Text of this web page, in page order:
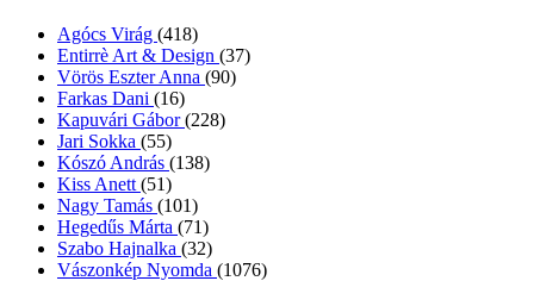
Agócs Virág (418)
Entirrè Art & Design (37)
Vörös Eszter Anna (90)
Farkas Dani (16)
Kapuvári Gábor(228)
Jari Sokka (55)
Kószó András (138)
Kiss Anett (51)
Nagy Tamás (101)
Hegedűs Márta (71)
Szabo Hajnalka (32)
Vászonkép Nyomda (1076)